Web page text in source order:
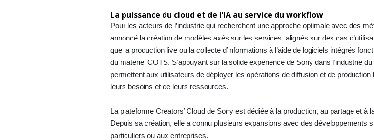
La puissance du cloud et de l’IA au service du workflow
Pour les acteurs de l’industrie qui recherchent une approche optimale avec des
annoncé la création de modèles axés sur les services, alignés sur des cas
que la production live ou la collecte d’informations à l’aide de logiciels intégrés
du matériel COTS. S’appuyant sur la solide expérience de Sony dans l’industrie
permettent aux utilisateurs de déployer les opérations de diffusion et de
leurs besoins et de leurs ressources.
La plateforme Creators’ Cloud de Sony est dédiée à la production, au partage et à
Depuis sa création, elle a connu plusieurs expansions avec des développements
particuliers ou aux entreprises.